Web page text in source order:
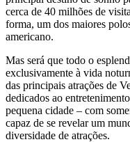
cerca de 40 milhões de
forma, um dos maiores
americano.
Mas será que todo o
exclusivamente à vida
das principais atrações de
dedicados ao
pequena cidade – com
capaz de se revelar um
diversidade de atrações.